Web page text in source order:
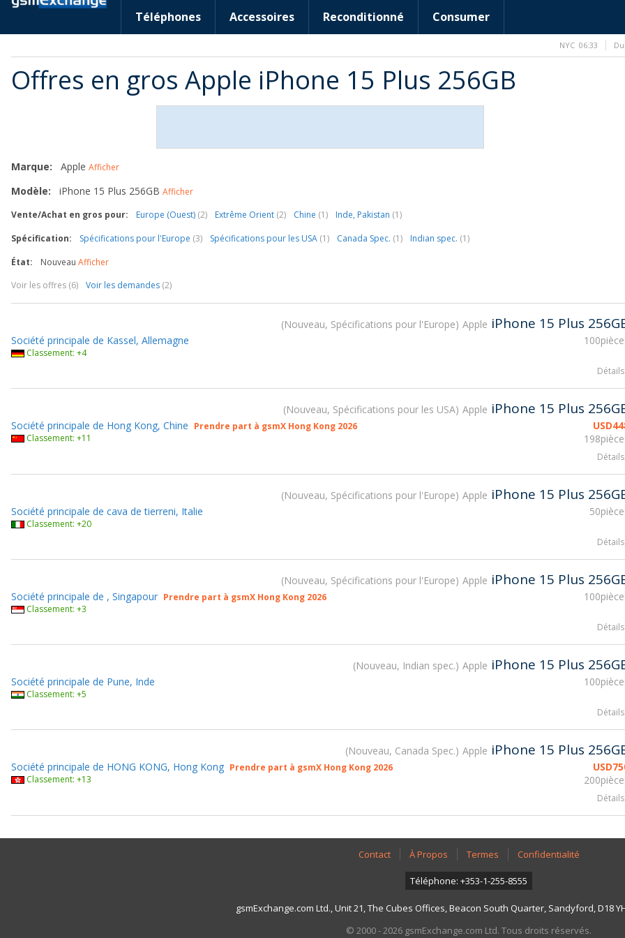
Téléphones Accessoires Reconditionné Consumer
Offres en gros Apple iPhone 15 Plus 256GB
Marque: Apple Afficher
Modèle: iPhone 15 Plus 256GB Afficher
Vente/Achat en gros pour:
Europe (Ouest) (2) Extrême Orient (2) Chine (1) Inde, Pakistan (1)
Spécification:
Spécifications pour l'Europe (3) Spécifications pour les USA (1) Canada Spec. (1) Indian spec. (1)
État:
Nouveau Afficher
Voir les offres (6)
Voir les demandes (2)
Nouveau, Spécifications pour l'Europe Apple iPhone 15 Plus
Société principale de Kassel, Allemagne
Classement: +4
Détails
Nouveau, Spécifications pour les USA Apple iPhone 15 Plus
USD
Société principale de Hong Kong, Chine Prendre part à gsmX Hong Kong 2026
Classement: +11
Détails
Nouveau, Spécifications pour l'Europe Apple iPhone 15 Plus
Société principale de cava de tierreni, Italie
Classement: +20
Détails
Nouveau, Spécifications pour l'Europe Apple iPhone 15 Plus
Société principale de , Singapour Prendre part à gsmX Hong Kong 2026
Classement: +3
Détails
Nouveau, Indian spec. Apple iPhone 15 Plus
Société principale de Pune, Inde
Classement: +5
Détails
Nouveau, Canada Spec. Apple iPhone 15 Plus
USD
Société principale de HONG KONG, Hong Kong Prendre part à gsmX Hong Kong 2026
Classement: +13
Détails
Contact À Propos Termes Confidentialité
Téléphone: +353-1-255-8555
gsmExchange.com Ltd., Unit 21, The Cubes Offices, Beacon South Quarter, Sandyford, D18
© 2000 - 2026 gsmExchange.com Ltd. Tous droits réservés.
NYC 06:33